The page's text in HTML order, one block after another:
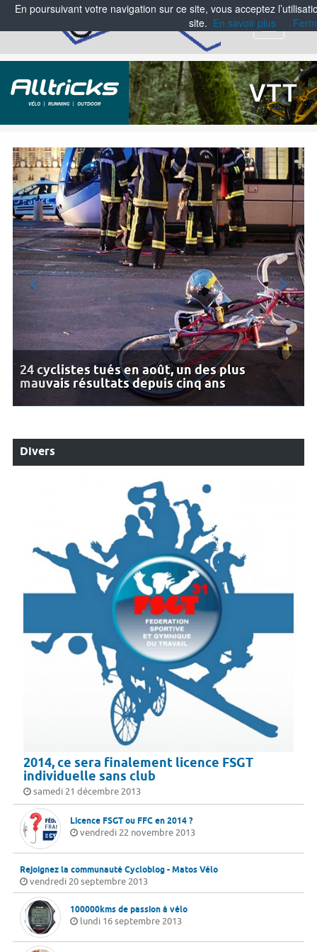
Menu
24 cyclistes tués en août, un des plus
mauvais résultats depuis cinq ans
Divers
2014, ce sera finalement licence FSGT
individuelle sans club
samedi 21 décembre 2013
Licence FSGT ou FFC en 2014 ?
vendredi 22 novembre 2013
Rejoignez la communauté Cycloblog - Matos Vélo
vendredi 20 septembre 2013
100000kms de passion à vélo
lundi 16 septembre 2013
En poursuivant votre navigation sur ce site, vous acceptez
site. En savoir plus